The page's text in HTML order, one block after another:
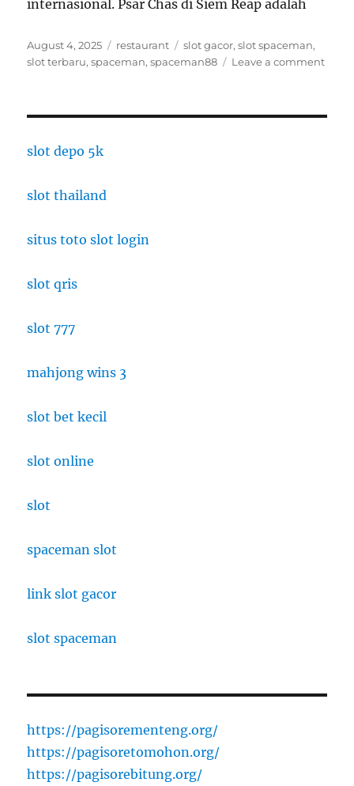
internasional. Psar Chas di Siem Reap adalah
Posted
on
August 4, 2025 Categories
restaurant Tags
slot gacor,slot spaceman,
slot terbaru,spaceman,spaceman88 Leave a commenton
slot depo 5k
slot thailand
situs toto slot login
slot qris
slot 777
mahjong wins 3
slot bet kecil
slot online
slot
spaceman slot
link slot gacor
slot spaceman
https://pagisorementeng.org/
https://pagisoretomohon.org/
https://pagisorebitung.org/